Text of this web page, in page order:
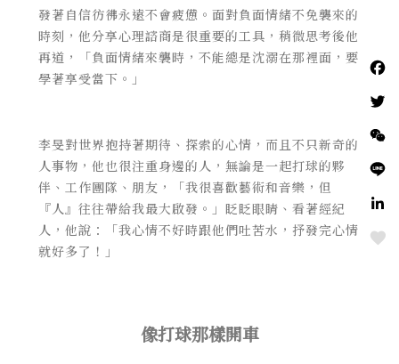
發著自信彷彿永遠不會疲憊。面對負面情緒不免襲來的
時刻，他分享心理諮商是很重要的工具，稍微思考後他
再道，「負面情緒來襲時，不能總是沈溺在那裡面，要
學著享受當下。」
李旻對世界抱持著期待、探索的心情，而且不只新奇的
人事物，他也很注重身邊的人，無論是一起打球的夥
伴、工作團隊、朋友，「我很喜歡藝術和音樂，但
『人』往往帶給我最大啟發。」眨眨眼睛、看著經紀
人，他說：「我心情不好時跟他們吐苦水，抒發完心情
就好多了！」
像打球那樣開車
Love